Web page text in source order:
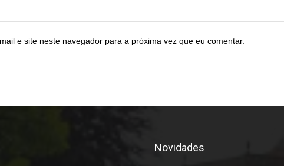
e site neste navegador para a próxima vez que eu comentar.
Novidades